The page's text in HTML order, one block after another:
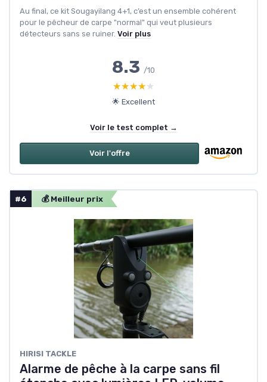
Au final, ce kit Sougayilang 4+1, c’est un ensemble cohérent
pour le pêcheur de carpe "normal" qui veut plusieurs
détecteurs sans se ruiner. Voir plus
8.3 /10
★★★★★
★★★★★
🌟 Excellent
Voir le test complet →
Voir l'offre
#6 💰 Meilleur prix
HIRISI TACKLE
Alarme de pêche à la carpe sans fil